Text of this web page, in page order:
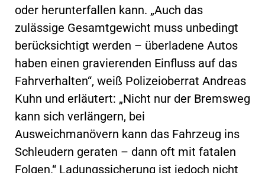
oder herunterfallen kann. „Auch das
zulässige Gesamtgewicht muss unbedingt
berücksichtigt werden – überladene Autos
haben einen gravierenden Einfluss auf das
Fahrverhalten“, weiß Polizeioberrat Andreas
Kuhn und erläutert: „Nicht nur der Bremsweg
kann sich verlängern, bei
Ausweichmanövern kann das Fahrzeug ins
Schleudern geraten – dann oft mit fatalen
Folgen.“ Ladungssicherung ist jedoch nicht